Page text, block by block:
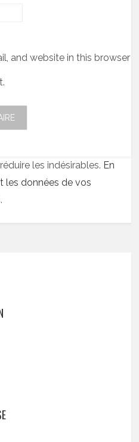
and website in this browser
les indésirables. En
les données de vos
.